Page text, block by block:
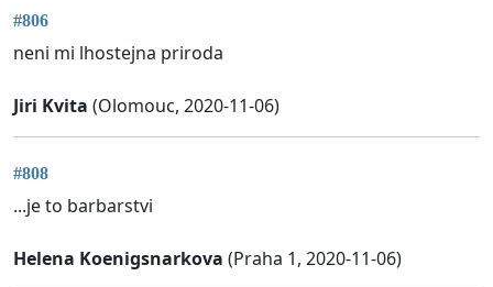
#806
neni mi lhostejna priroda
Jiri Kvita (Olomouc, 2020-11-06)
#808
...je to barbarstvi
Helena Koenigsnarkova (Praha 1, 2020-11-06)